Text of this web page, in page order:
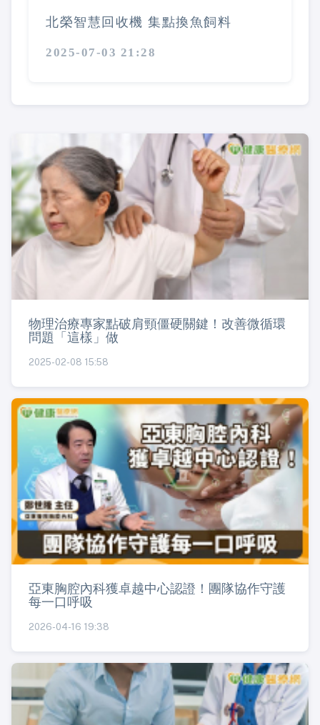
北榮智慧回收機 集點換魚飼料
2025-07-03 21:28
物理治療專家點破肩頸僵硬關鍵！改善微循環
問題「這樣」做
2025-02-08 15:58
亞東胸腔內科獲卓越中心認證！團隊協作守護
每一口呼吸
2026-04-16 19:38